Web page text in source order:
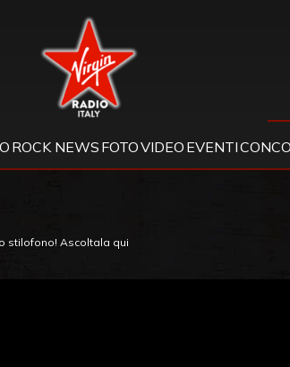
Virgin Radio
ROCK NEWS FOTOVIDEO EVENTI
stilofono! Ascoltala qui